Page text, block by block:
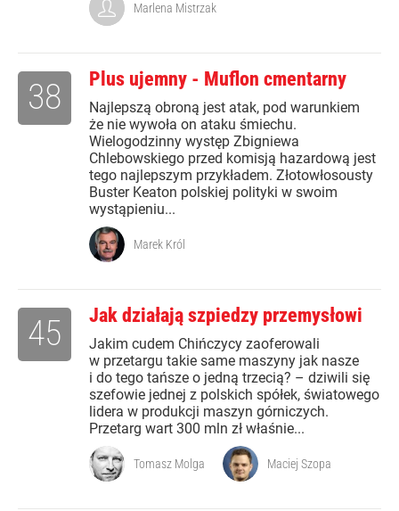
Marlena Mistrzak
Plus ujemny - Muflon cmentarny
Najlepszą obroną jest atak, pod warunkiem
że nie wywoła on ataku śmiechu.
Wielogodzinny występ Zbigniewa
Chlebowskiego przed komisją hazardową jest
tego najlepszym przykładem. Złotowłosousty
Buster Keaton polskiej polityki w swoim
wystąpieniu...
38
Marek Król
Jak działają szpiedzy przemysłowi
Jakim cudem Chińczycy zaoferowali
w przetargu takie same maszyny jak nasze
i do tego tańsze o jedną trzecią? – dziwili się
szefowie jednej z polskich spółek, światowego
lidera w produkcji maszyn górniczych.
Przetarg wart 300 mln zł właśnie...
45
Tomasz Molga Maciej Szopa